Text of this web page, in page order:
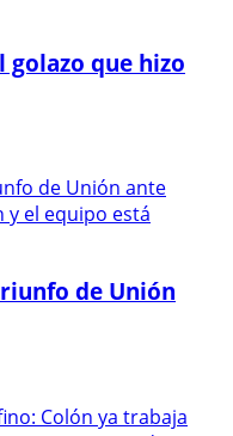
golazo que hizo
de Unión